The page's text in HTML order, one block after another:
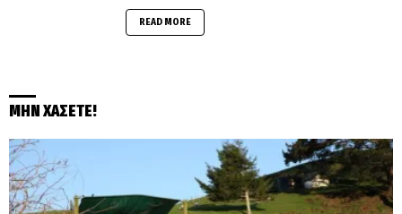
READ MORE
ΜΗΝ ΧΑΣΕΤΕ!